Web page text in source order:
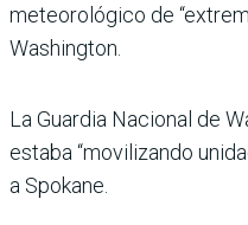
meteorológico de
Washington.
La Guardia Nacional de
estaba “movilizando
a Spokane.